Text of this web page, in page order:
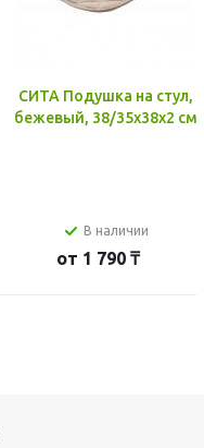
СИТА Подушка на стул,
бежевый, 38/35x38x2 см
В наличии
от 1 790 ₸